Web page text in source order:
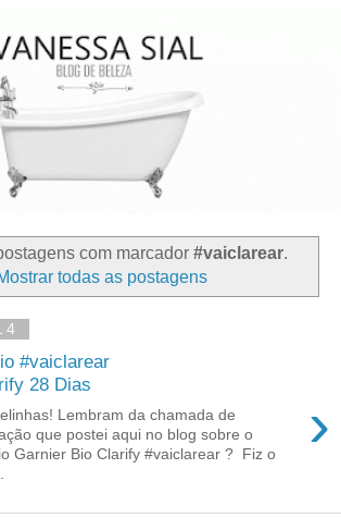
com marcador #vaiclarear.
todas as postagens
#vaiclarear
28 Dias
›
Lembram da chamada de
que postei aqui no blog sobre o
Garnier Bio Clarify #vaiclarear ? Fiz o